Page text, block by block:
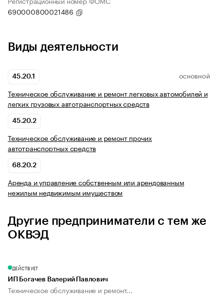
690000800021486
Виды деятельности
45.20.1 ОСНОВНОЙ
Техническое обслуживание и ремонт легковых автомобилей и
легких грузовых автотранспортных средств
45.20.2
Техническое обслуживание и ремонт прочих
автотранспортных средств
68.20.2
Аренда и управление собственным или арендованным
нежилым недвижимым имуществом
Другие предприниматели с тем же
ОКВЭД
ДЕЙСТВУЕТ
ИП Богачев Валерий Павлович
Техническое обслуживание и ремонт...